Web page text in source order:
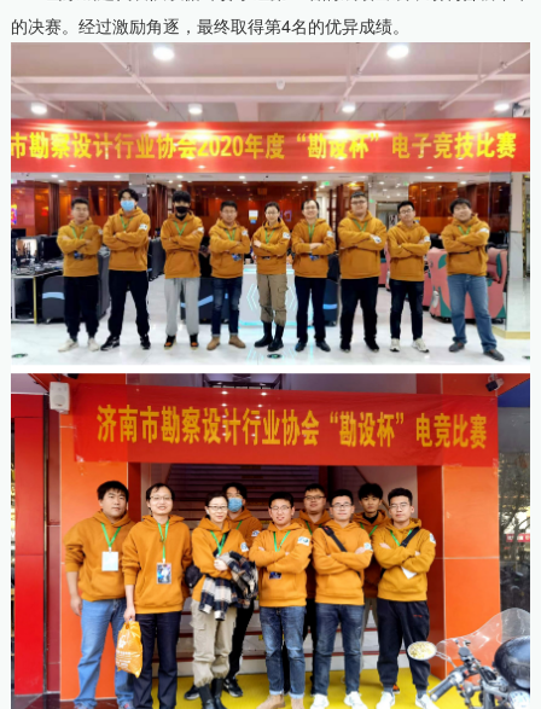
的决赛。经过激励角逐，最终取得第4名的优异成绩。